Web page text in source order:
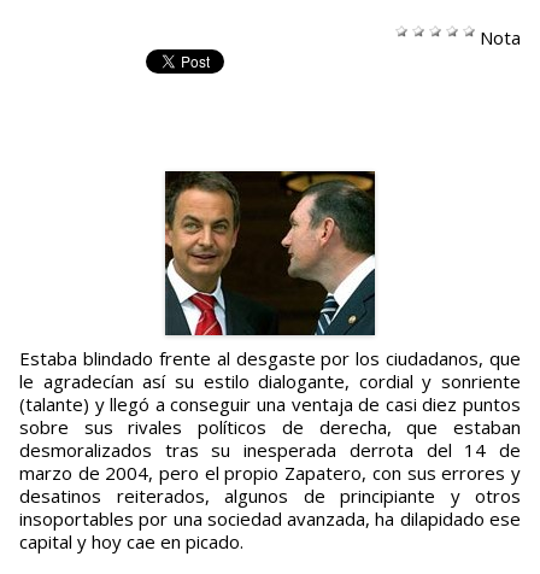
Nota
Estaba blindado frente al desgaste por los ciudadanos, que
le agradecían así su estilo dialogante, cordial y sonriente
(talante) y llegó a conseguir una ventaja de casi diez puntos
sobre sus rivales políticos de derecha, que estaban
desmoralizados tras su inesperada derrota del 14 de
marzo de 2004, pero el propio Zapatero, con sus errores y
desatinos reiterados, algunos de principiante y otros
insoportables por una sociedad avanzada, ha dilapidado ese
capital y hoy cae en picado.